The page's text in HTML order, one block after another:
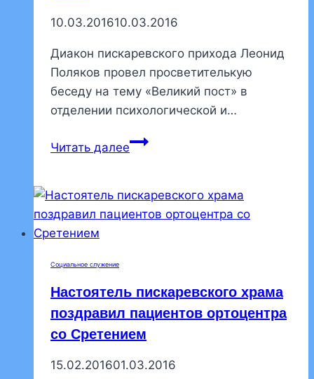
10.03.201610.03.2016
Диакон пискаревского прихода Леонид
Поляков провел просветителькую
беседу на тему «Великий пост» в
отделении психологической и…
Читать далееВ
состоялась
беседа
Социальное служение
Настоятель пискаревского храма
поздравил пациентов ортоцентра
со Сретением
15.02.201601.03.2016